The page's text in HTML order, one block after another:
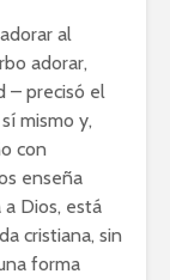
al
adorar,
– precisó el
mismo y,
con
enseña
Dios, está
cristiana, sin
forma